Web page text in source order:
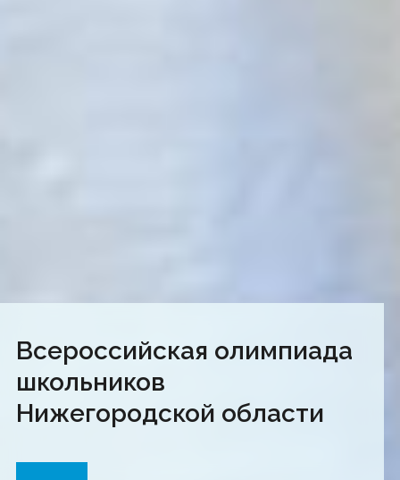
Всероссийская олимпиада
школьников
Нижегородской области